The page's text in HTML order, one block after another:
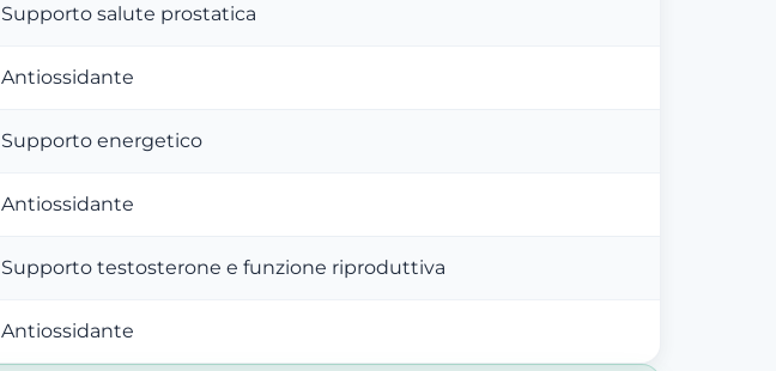
Supporto salute prostatica
Antiossidante
Supporto energetico
Antiossidante
Supporto testosterone e funzione riproduttiva
Antiossidante